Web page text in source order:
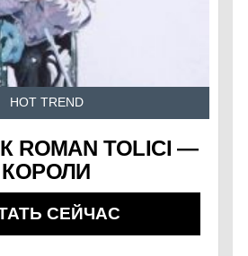
HOT TREND
ROMAN TOLICI —
КОРОЛИ
СЕЙЧАС